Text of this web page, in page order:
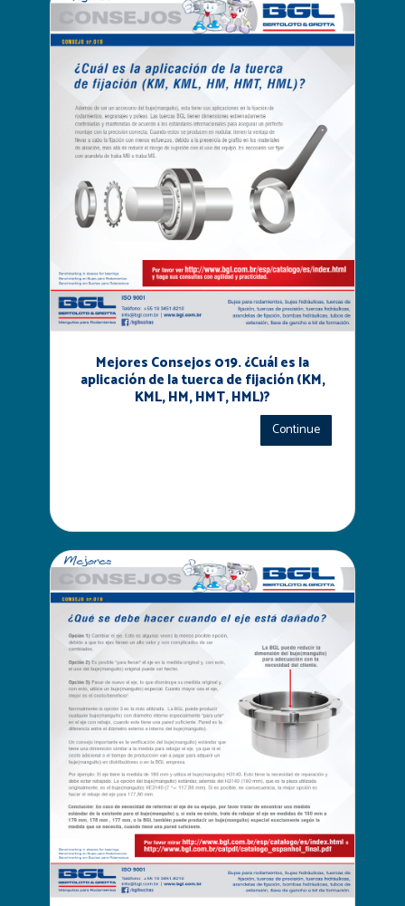
Mejores Consejos 019. ¿Cuál es la
aplicación de la tuerca de fijación (KM,
KML, HM, HMT, HML)?
Continue